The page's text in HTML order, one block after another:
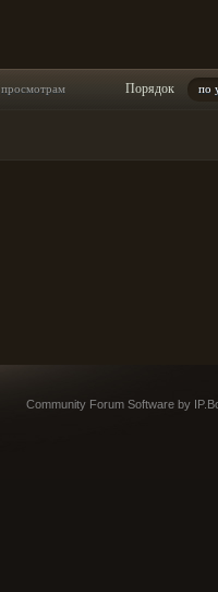
просмотрам Порядок по
Community Forum Software by